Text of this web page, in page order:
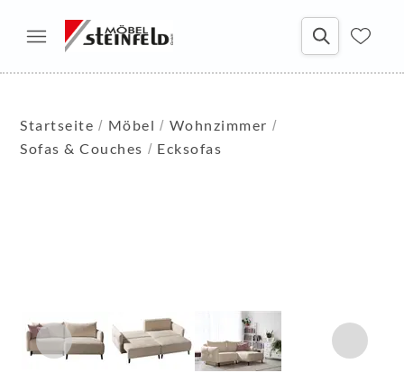
Startseite Möbel
Wohnzimmer
Sofas & Couches
Ecksofas